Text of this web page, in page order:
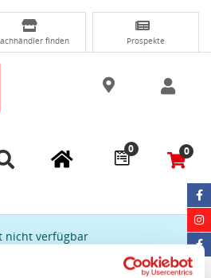
finden Prospekte
0 0
nicht verfügbar